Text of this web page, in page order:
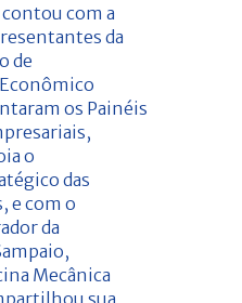
com a
da
de
os Painéis
o
das
e com o
da
Mecânica
sua